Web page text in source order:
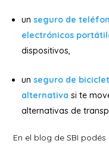
unseguro de
electrónicos
dispositivos,
unseguro de
alternativa si te
alternativas de
En el blog de SBI